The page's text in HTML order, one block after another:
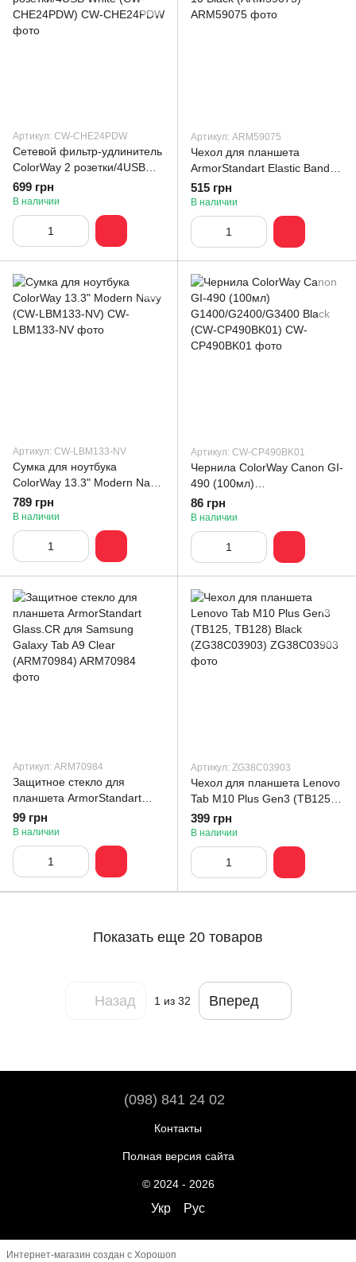
Артикул: CW-CHE24PDW
Сетевой фильтр-удлинитель
СolorWay 2 розетки/4USB
White (CW-CHE24PDW)
699 грн
В наличии
Артикул: ARM59075
Чехол для планшета
ArmorStandart Elastic Band
10 Black (ARM59075)
515 грн
В наличии
Артикул: CW-LBM133-NV
Сумка для ноутбука
ColorWay 13.3" Modern Navy
(CW-LBM133-NV)
789 грн
В наличии
Артикул: CW-CP490BK01
Чернила ColorWay Canon GI-
490 (100мл)
G1400/G2400/G3400 Black
(CW-CP490BK01)
86 грн
В наличии
Артикул: ARM70984
Защитное стекло для
планшета ArmorStandart
Glass.CR для Samsung
Galaxy Tab A9 Clear
(ARM70984)
99 грн
В наличии
Артикул: ZG38C03903
Чехол для планшета Lenovo
Tab M10 Plus Gen3 (TB125,
TB128) Black (ZG38C03903)
399 грн
В наличии
Показать еще 20 товаров
Назад 1 из 32 Вперед
(098) 841 24 02
Контакты
Полная версия сайта
© 2024 - 2026
Укр Рус
Интернет-магазин создан с Хорошоп